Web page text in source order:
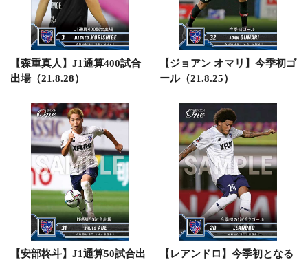
【森重真人】J1通算400試合
出場（21.8.28）
【ジョアン オマリ】今季初ゴ
ール（21.8.25）
【安部柊斗】J1通算50試合出
【レアンドロ】今季初となる